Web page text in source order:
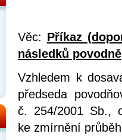
Věc: Příkaz
následků povodně
Vzhledem k
předseda
č. 254/2001 Sb.,
ke zmírnění